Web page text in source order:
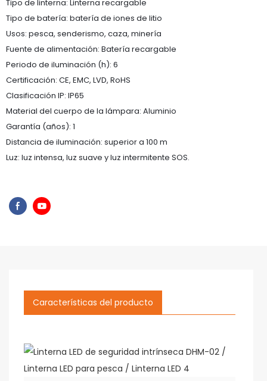
Tipo de linterna: Linterna recargable
Tipo de batería: batería de iones de litio
Usos: pesca, senderismo, caza, minería
Fuente de alimentación: Batería recargable
Periodo de iluminación (h): 6
Certificación: CE, EMC, LVD, RoHS
Clasificación IP: IP65
Material del cuerpo de la lámpara: Aluminio
Garantía (años): 1
Distancia de iluminación: superior a 100 m
Luz: luz intensa, luz suave y luz intermitente SOS.
Características del producto